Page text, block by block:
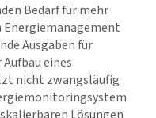
Bedarf für mehr
Energiemanagement
Ausgaben für
eines
nicht zwangsläufig